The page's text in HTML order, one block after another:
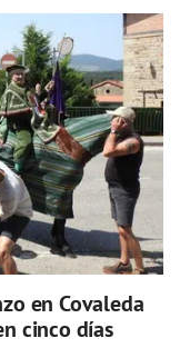
en Covaleda
cinco días